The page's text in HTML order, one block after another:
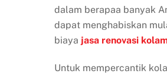
dalam berapaa banyak
dapat menghabiskan
biaya jasa renovasi
Untuk mempercantik